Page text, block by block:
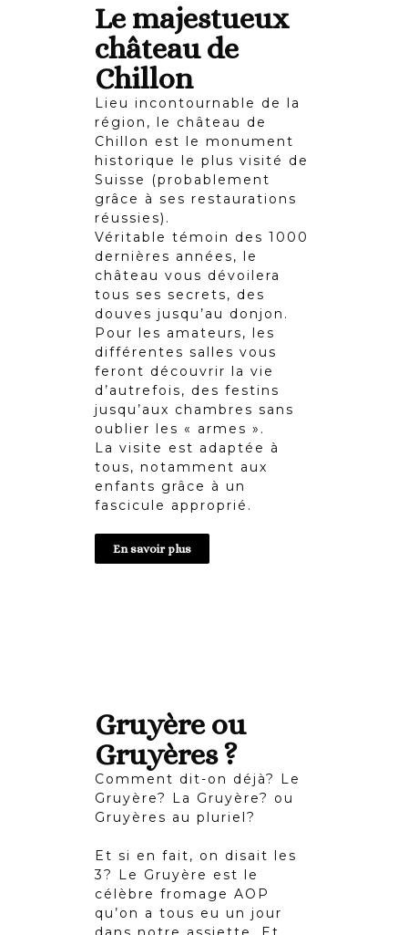
Le majestueux
château de
Chillon
Lieu incontournable de la
région, le château de
Chillon est le monument
historique le plus visité de
Suisse (probablement
grâce à ses restaurations
réussies).
Véritable témoin des 1000
dernières années, le
château vous dévoilera
tous ses secrets, des
douves jusqu’au donjon.
Pour les amateurs, les
différentes salles vous
feront découvrir la vie
d’autrefois, des festins
jusqu’aux chambres sans
oublier les « armes ».
La visite est adaptée à
tous, notamment aux
enfants grâce à un
fascicule approprié.
En savoir plus
Gruyère ou
Gruyères ?
Comment dit-on déjà? Le
Gruyère? La Gruyère? ou
Gruyères au pluriel?
Et si en fait, on disait les
3? Le Gruyère est le
célèbre fromage AOP
qu’on a tous eu un jour